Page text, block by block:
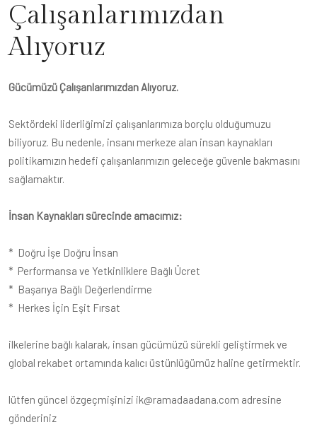
Çalışanlarımızdan
Alıyoruz
Gücümüzü Çalışanlarımızdan Alıyoruz.
Sektördeki liderliğimizi çalışanlarımıza borçlu olduğumuzu
biliyoruz. Bu nedenle, insanı merkeze alan insan kaynakları
politikamızın hedefi çalışanlarımızın geleceğe güvenle bakmasını
sağlamaktır.
İnsan Kaynakları sürecinde amacımız:
* Doğru İşe Doğru İnsan
* Performansa ve Yetkinliklere Bağlı Ücret
* Başarıya Bağlı Değerlendirme
* Herkes İçin Eşit Fırsat
ilkelerine bağlı kalarak, insan gücümüzü sürekli geliştirmek ve
global rekabet ortamında kalıcı üstünlüğümüz haline getirmektir.
lütfen güncel özgeçmişinizi ik@ramadaadana.com adresine
gönderiniz